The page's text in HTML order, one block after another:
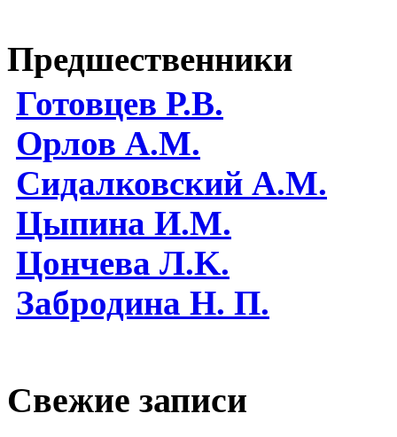
Предшественники
Готовцев Р.В.
Орлов А.М.
Сидалковский А.М.
Цыпина И.М.
Цончева Л.K.
Забродина Н. П.
Свежие записи